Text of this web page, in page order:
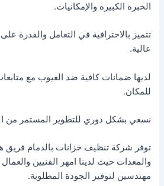
الخبرة الكبيرة والإمكانيات.
تتميز بالاحترافية في التعامل والقدرة
عالية.
لديها ضمانات كافية ضد العيوب مع
للمكان.
نسعي بشكل دوري للتطوير المستمر من
توفر شركة تنظيف خزانات بالدمام فريق
والمعدات حيث لدينا امهر الفنيين
مهندسين لتوفير الجودة المطلوبة.